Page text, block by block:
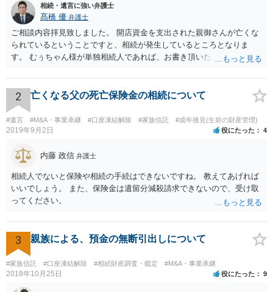
相続・遺言に強い弁護士
髙橋 優 弁護士
ご相談内容拝見致しました。 開店資金を支出された親御さんが亡くな
られているということですと、相続が発生しているところとなりま
す。 むぅちゃん様が単独相続人であれば、お書き頂いたような方法で
相続人おられるということであれば、他の相続人との協議が必要とな
るところです。 また、当該点とは別にご主人から貸付ではなく贈与で
あると主張される可能性がございます。 その場合には、貸付であるこ
とを伺わせる事情をどれだけ積み重ねることが出来るか、というとこ
ろとなります。 返済の事実や、返済を約束するメール等です。 金額の
おく方が宜しいかと思います。 緊急という訳ではないかと思います
が、事前準備が早い方が有効な手段が増える傾向にありますので、早
目に弁護士を入れられることを御検討頂くと良いかと思います。
2 亡くなる父の死亡保険金の相続について
#遺言 #M&A・事業承継 #口座凍結解除 #家族信託 #成年後見(生前の財産管理)
2019年9月2日 役にたった 4
内藤 政信 弁護士
相続人でないと保険や相続の手続はできないですね。 教えてあげれば
いいでしょう。 また、保険金は遺留分減殺請求できないので、受け取
ってください。
3 親族による、預金の無断引出しについて
#家族信託 #口座凍結解除 #相続財産調査・鑑定 #M&A・事業承継
2018年10月25日 役にたった 9